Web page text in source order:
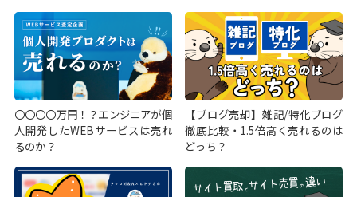
〇〇〇〇万円！？エンジニアが個
人開発したWEBサービスは売れ
るのか？
【ブログ売却】雑記/特化ブログ
徹底比較・1.5倍高く売れるのは
どっち？